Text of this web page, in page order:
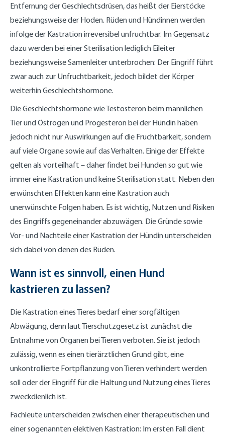
Entfernung der Geschlechtsdrüsen, das heißt der Eierstöcke
beziehungsweise der Hoden. Rüden und Hündinnen werden
infolge der Kastration irreversibel unfruchtbar. Im Gegensatz
dazu werden bei einer Sterilisation lediglich Eileiter
beziehungsweise Samenleiter unterbrochen: Der Eingriff führt
zwar auch zur Unfruchtbarkeit, jedoch bildet der Körper
weiterhin Geschlechtshormone.
Die Geschlechtshormone wie Testosteron beim männlichen
Tier und Östrogen und Progesteron bei der Hündin haben
jedoch nicht nur Auswirkungen auf die Fruchtbarkeit, sondern
auf viele Organe sowie auf das Verhalten. Einige der Effekte
gelten als vorteilhaft – daher findet bei Hunden so gut wie
immer eine Kastration und keine Sterilisation statt. Neben den
erwünschten Effekten kann eine Kastration auch
unerwünschte Folgen haben. Es ist wichtig, Nutzen und Risiken
des Eingriffs gegeneinander abzuwägen. Die Gründe sowie
Vor- und Nachteile einer Kastration der Hündin unterscheiden
sich dabei von denen des Rüden.
Wann ist es sinnvoll, einen Hund
kastrieren zu lassen?
Die Kastration eines Tieres bedarf einer sorgfältigen
Abwägung, denn laut Tierschutzgesetz ist zunächst die
Entnahme von Organen bei Tieren verboten. Sie ist jedoch
zulässig, wenn es einen tierärztlichen Grund gibt, eine
unkontrollierte Fortpflanzung von Tieren verhindert werden
soll oder der Eingriff für die Haltung und Nutzung eines Tieres
zweckdienlich ist.
Fachleute unterscheiden zwischen einer therapeutischen und
einer sogenannten elektiven Kastration: Im ersten Fall dient